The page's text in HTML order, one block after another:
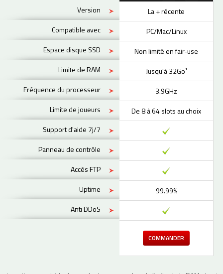
Version
Compatible avec
Espace disque SSD
Limite de RAM
Fréquence du processeur
Limite de joueurs
Support d'aide 7j/7
Panneau de contrôle
Accès FTP
Uptime
Anti DDoS
La + récente
PC/Mac/Linux
Non limité en fair-use
Jusqu'à 32Go¹
3.9GHz
De 8 à 64 slots au choix
99.99%
COMMANDER